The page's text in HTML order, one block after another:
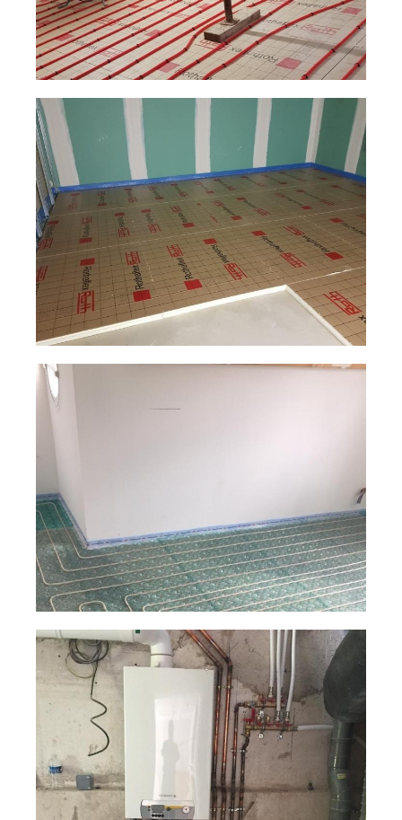
Plancher chauffant
Chaudière particulier